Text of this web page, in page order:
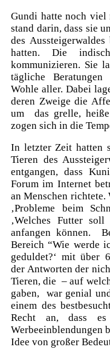
Gundi hatte noch viel
stand darin, dass sie
des
hatten. Die
kommunizieren. Sie
tägliche
Wohle aller. Dabei
deren Zweige die
um das grelle,
zogen sich in die
In letzter Zeit hatten
Tieren des
entgangen, dass
Forum im Internet
an Menschen richtete.
‚Probleme beim
‚Welches Futter soll
anfangen können.
Bereich “Wie werde
geduldet?‘ mit über
der Antworten der
Tieren, die – auf
gaben, war genial
einem des
Recht an, dass
Werbeeinblendungen
Idee von großer